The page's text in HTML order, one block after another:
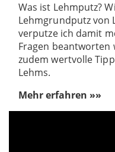
Was ist Lehmputz?
Lehmgrundputz von
verputze ich damit
Fragen beantworten
zudem wertvolle
Lehms.
Mehr erfahren »»